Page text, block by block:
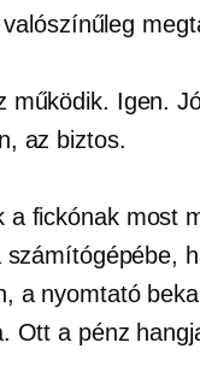
működik. Igen.
az biztos.
a fickónak most
számítógépébe,
a nyomtató
Ott a pénz